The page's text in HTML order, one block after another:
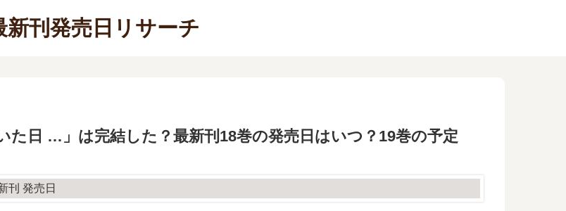
新刊発売日リサーチ
た日 …」は完結した？最新刊18巻の発売日はいつ？19巻の予定